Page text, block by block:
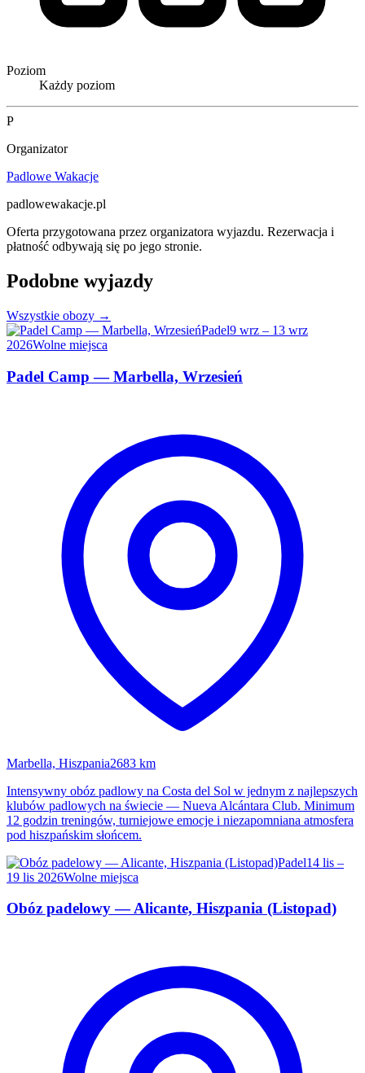
Poziom
Każdy poziom
P
Organizator
Padlowe Wakacje
padlowewakacje.pl
Oferta przygotowana przez organizatora wyjazdu. Rezerwacja i
płatność odbywają się po jego stronie.
Podobne wyjazdy
Wszystkie obozy →
Padel9 wrz – 13 wrz
2026Wolne miejsca
Padel Camp — Marbella, Wrzesień
Marbella, Hiszpania2683 km
Intensywny obóz padlowy na Costa del Sol w jednym z najlepszych
klubów padlowych na świecie — Nueva Alcántara Club. Minimum
12 godzin treningów, turniejowe emocje i niezapomniana atmosfera
pod hiszpańskim słońcem.
Padel14 lis –
19 lis 2026Wolne miejsca
Obóz padelowy — Alicante, Hiszpania (Listopad)